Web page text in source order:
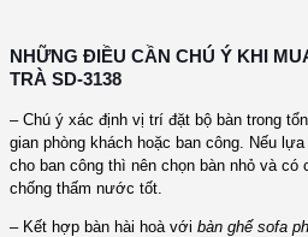
NHỮNG ĐIỀU CẦN CHÚ Ý KHI
TRÀ SD-3138
– Chú ý xác định vị trí đặt bộ bàn trong
gian phòng khách hoặc ban công. Nếu
cho ban công thì nên chọn bàn nhỏ và có
chống thấm nước tốt.
– Kết hợp bàn hài hoà với bàn ghế sofa